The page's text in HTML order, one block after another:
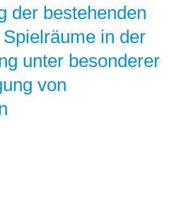
der bestehenden
in der
unter besonderer
von